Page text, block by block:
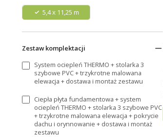
5,4 x 11,25 m
Zestaw komplektacji
System ociepleń THERMO + stolarka 3
szybowe PVC + trzykrotne malowana
elewacja + dostawa i montaż zestawu
Ciepła płyta fundamentowa + system
ociepleń THERMO + stolarka 3 szybowe PVC
+ trzykrotne malowana elewacja + pokrycie
dachu i orynnowanie + dostawa i montaż
zestawu